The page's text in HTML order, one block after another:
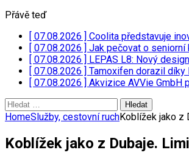
Přávě teď
[ 07.08.2026 ] Coolita představuje
[ 07.08.2026 ] Jak pečovat o seniorní
[ 07.08.2026 ] LEPAS L8: Nový
[ 07.08.2026 ] Tamoxifen dorazil díky
[ 07.08.2026 ] Akvizice AVVie GmbH
Vyhledávání
HomeSlužby, cestovní ruchKoblížek jako z
Koblížek jako z Dubaje.